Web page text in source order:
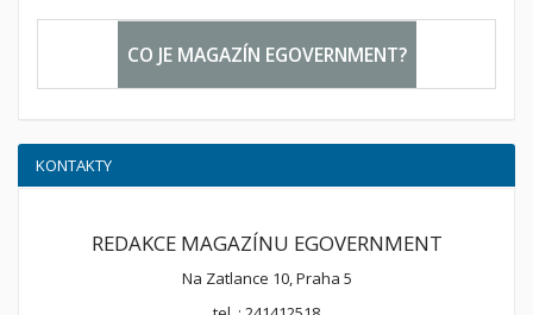
CO JE MAGAZÍN EGOVERNMENT?
KONTAKTY
REDAKCE MAGAZÍNU EGOVERNMENT
Na Zatlance 10, Praha 5